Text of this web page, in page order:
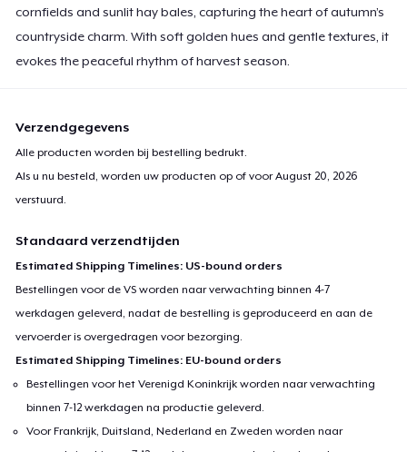
cornfields and sunlit hay bales, capturing the heart of autumn’s
countryside charm. With soft golden hues and gentle textures, it
evokes the peaceful rhythm of harvest season.
Verzendgegevens
Alle producten worden bij bestelling bedrukt.
Als u nu besteld, worden uw producten op of voorAugust 20, 2026
verstuurd.
Standaard verzendtijden
Estimated Shipping Timelines: US-bound orders
Bestellingen voor de VS worden naar verwachting binnen 4-7
werkdagen geleverd, nadat de bestelling is geproduceerd en aan de
vervoerder is overgedragen voor bezorging.
Estimated Shipping Timelines: EU-bound orders
Bestellingen voor het Verenigd Koninkrijk worden naar verwachting
binnen 7-12 werkdagen na productie geleverd.
Voor Frankrijk, Duitsland, Nederland en Zweden worden naar
Classic Long Sleeve Tee
US$ 30,99